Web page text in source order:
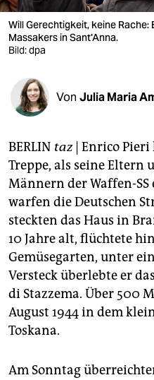
verlag
verlag
shop
fragen & hilfe
unterstützen
abo
genossenschaft
epaper login
Will Gerechtigkeit, keine Rache:
Massakers in Sant'Anna.
Bild: dpa
Von Julia Maria
BERLIN taz| Enrico Pieri
Treppe, als seine Eltern
Männern der Waffen-
warfen die Deutschen
steckten das Haus in
10 Jahre alt, flüchtete
Gemüsegarten, unter
Versteck überlebte er
di Stazzema. Über 500
August 1944 in dem
Toskana.
Am Sonntag